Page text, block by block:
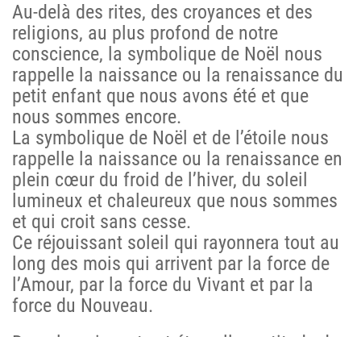
Au-delà des rites, des croyances et des
religions, au plus profond de notre
conscience, la symbolique de Noël nous
rappelle la naissance ou la renaissance du
petit enfant que nous avons été et que
nous sommes encore.
La symbolique de Noël et de l’étoile nous
rappelle la naissance ou la renaissance en
plein cœur du froid de l’hiver, du soleil
lumineux et chaleureux que nous sommes
et qui croit sans cesse.
Ce réjouissant soleil qui rayonnera tout au
long des mois qui arrivent par la force de
l’Amour, par la force du Vivant et par la
force du Nouveau.